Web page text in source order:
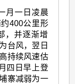
月一日凌晨
400公里形
，并逐渐增
台风，翌日
持续风速估
四日早上登
寨减弱为一